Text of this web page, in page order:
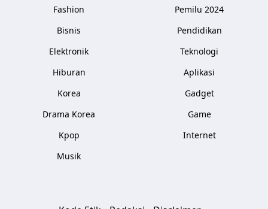
Fashion
Bisnis
Elektronik
Hiburan
Korea
Drama Korea
Kpop
Musik
Pemilu 2024
Pendidikan
Teknologi
Aplikasi
Gadget
Game
Internet